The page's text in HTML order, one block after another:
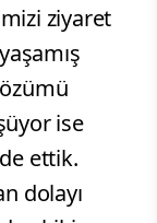
ziyaret
ise
ettik.
dolayı